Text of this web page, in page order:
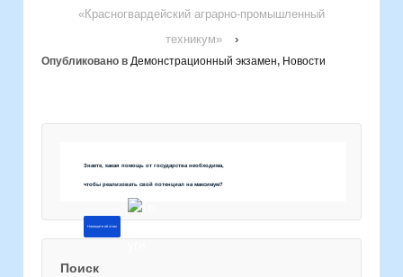
«Красногвардейский аграрно-промышленный
техникум»
›
Опубликовано в Демонстрационный экзамен, Новости
Знаете, какая помощь от государства необходима,
чтобы реализовать свой потенциал на максимум?
Напишите об этом
Поиск